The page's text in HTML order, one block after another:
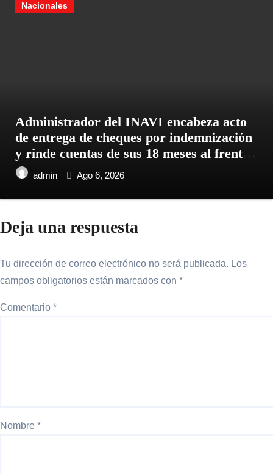
Nacionales
Administrador del INAVI encabeza acto
de entrega de cheques por indemnización
y rinde cuentas de sus 18 meses al frente
de la institución de servicios y asistencia
admin Ago 6, 2026
Deja una respuesta
Tu dirección de correo electrónico no será publicada. Los
campos obligatorios están marcados con *
Comentario *
Nombre *